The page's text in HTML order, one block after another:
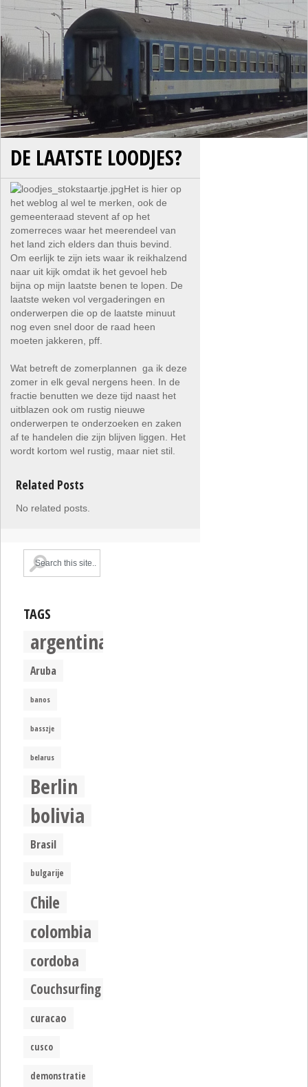
DE LAATSTE LOODJES?
Het is hier op
het weblog al wel te merken, ook de
gemeenteraad stevent af op het
zomerreces waar het meerendeel van
het land zich elders dan thuis bevind.
Om eerlijk te zijn iets waar ik reikhalzend
naar uit kijk omdat ik het gevoel heb
bijna op mijn laatste benen te lopen. De
laatste weken vol vergaderingen en
onderwerpen die op de laatste minuut
nog even snel door de raad heen
moeten jakkeren, pff.
Wat betreft de zomerplannen ga ik deze
zomer in elk geval nergens heen. In de
fractie benutten we deze tijd naast het
uitblazen ook om rustig nieuwe
onderwerpen te onderzoeken en zaken
af te handelen die zijn blijven liggen. Het
wordt kortom wel rustig, maar niet stil.
Related Posts
No related posts.
TAGS
argentina
Aruba
banos
basszje
belarus
Berlin
bolivia
Brasil
bulgarije
Chile
colombia
cordoba
Couchsurfing
curacao
cusco
demonstratie